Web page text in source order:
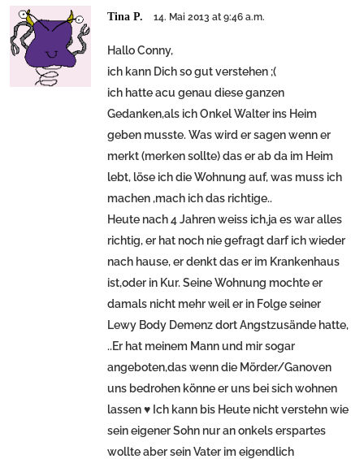
Tina P. 14. Mai 2013 at 9:46 a.m.
Hallo Conny,
ich kann Dich so gut verstehen ;(
ich hatte acu genau diese ganzen
Gedanken,als ich Onkel Walter ins Heim
geben musste. Was wird er sagen wenn er
merkt (merken sollte) das er ab da im Heim
lebt, löse ich die Wohnung auf, was muss ich
machen ,mach ich das richtige..
Heute nach 4 Jahren weiss ich,ja es war alles
richtig, er hat noch nie gefragt darf ich wieder
nach hause, er denkt das er im Krankenhaus
ist,oder in Kur. Seine Wohnung mochte er
damals nicht mehr weil er in Folge seiner
Lewy Body Demenz dort Angstzusände hatte,
..Er hat meinem Mann und mir sogar
angeboten,das wenn die Mörder/Ganoven
uns bedrohen könne er uns bei sich wohnen
lassen ♥ Ich kann bis Heute nicht verstehn wie
sein eigener Sohn nur an onkels erspartes
wollte aber sein Vater im eigendlich